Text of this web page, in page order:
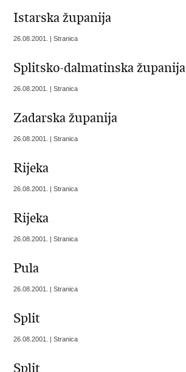
Istarska županija
26.08.2001. | Stranica
Splitsko-dalmatinska županija
26.08.2001. | Stranica
Zadarska županija
26.08.2001. | Stranica
Rijeka
26.08.2001. | Stranica
Rijeka
26.08.2001. | Stranica
Pula
26.08.2001. | Stranica
Split
26.08.2001. | Stranica
Split